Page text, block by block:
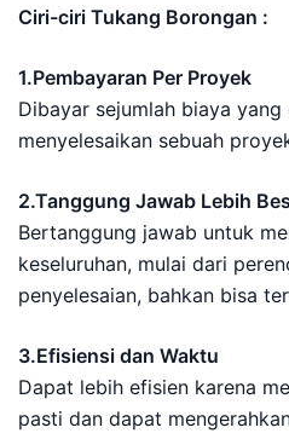
Ciri-ciri Tukang Borongan :
1.Pembayaran Per Proyek
Dibayar sejumlah biaya
menyelesaikan sebuah
2.Tanggung Jawab Lebih
Bertanggung jawab untuk
keseluruhan, mulai dari
penyelesaian, bahkan bisa
3.Efisiensi dan Waktu
Dapat lebih efisien karena
pasti dan dapat